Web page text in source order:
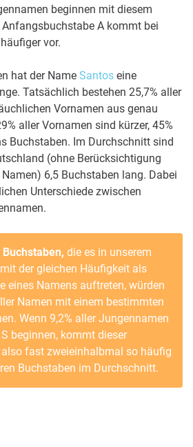
beginnen mit diesem
A kommt bei
vor.
hat der Name Santos eine
Tatsächlich bestehen 25,7% aller
Vornamen aus genau
aller Vornamen sind kürzer, 45%
Buchstaben. Im Durchschnitt sind
(ohne Berücksichtigung
6,5 Buchstaben lang. Dabei
Unterschiede zwischen
die es in unserem
der gleichen Häufigkeit als
eines Namens auftreten, würden
Namen mit einem bestimmten
Wenn 9,2% aller Jungennamen
beginnen, kommt dieser
fast zweieinhalbmal so häufig
Buchstaben im Durchschnitt.